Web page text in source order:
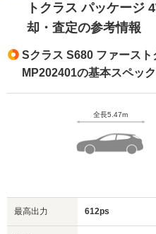
トクラス パッケージ
却・査定の参考情報
Sクラス S680 ファース
MP202401の基本スペック
全長5.47m
最高出力 612ps